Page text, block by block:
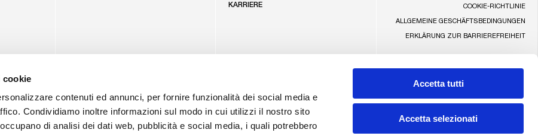
cookie
contenuti ed annunci, per fornire funzionalità dei social media e
Condividiamo inoltre informazioni sul modo in cui utilizzi il nostro sito
di analisi dei dati web, pubblicità e social media, i quali potrebbero
Accetta tutti
Accetta selezionati
KARRIERE COOKIE-RICHTLINIE
ALLGEMEINE GESCHÄFTSBEDINGUNGEN
ERKLÄRUNG ZUR BARRIEREFREIHEIT
Made by Addiction